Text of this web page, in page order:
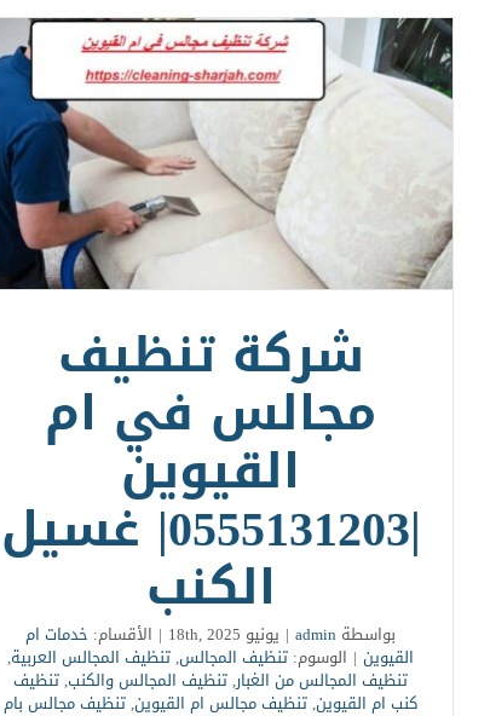
شركة تنظيف
مجالس في ام
القيوين
|0555131203| غسيل
الكنب
بواسطة admin
| يونيو 18th, 2025 | الأقسام: خدمات ام
القيوين | الوسوم: تنظيف المجالس,تنظيف المجالس العربية,
تنظيف المجالس من الغبار,تنظيف المجالس والكنب,تنظيف
كنب ام القيوين,تنظيف مجالس ام القيوين,تنظيف مجالس بام